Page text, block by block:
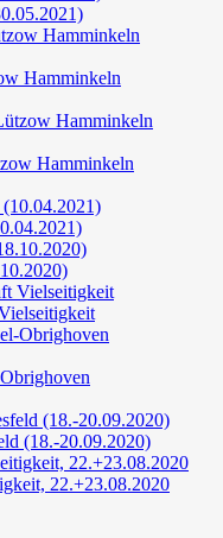
Hamminkeln
Hamminkeln
(18.-20.09.2020)
22.+23.08.2020